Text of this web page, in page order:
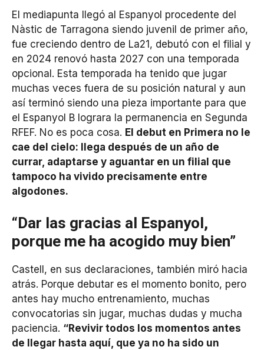
El mediapunta llegó al Espanyol procedente del
Nàstic de Tarragona siendo juvenil de primer año,
fue creciendo dentro de La21, debutó con el filial y
en 2024 renovó hasta 2027 con una temporada
opcional. Esta temporada ha tenido que jugar
muchas veces fuera de su posición natural y aun
así terminó siendo una pieza importante para que
el Espanyol B lograra la permanencia en Segunda
RFEF. No es poca cosa. El debut en Primera no le
cae del cielo: llega después de un año de
currar, adaptarse y aguantar en un filial que
tampoco ha vivido precisamente entre
algodones.
“Dar las gracias al Espanyol,
porque me ha acogido muy bien”
Castell, en sus declaraciones, también miró hacia
atrás. Porque debutar es el momento bonito, pero
antes hay mucho entrenamiento, muchas
convocatorias sin jugar, muchas dudas y mucha
paciencia. “Revivir todos los momentos antes
de llegar hasta aquí, que ya no ha sido un